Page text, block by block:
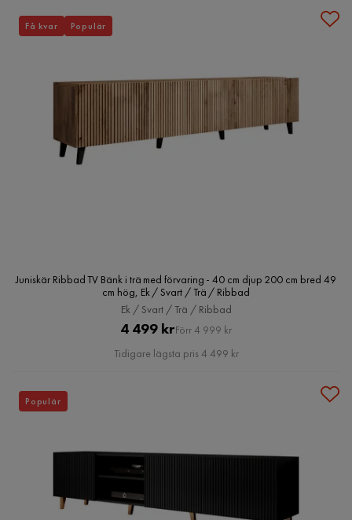
Juniskär Ribbad TV Bänk i trä med förvaring - 40 cm djup 200 cm bred 49
cm hög, Ek / Svart / Trä / Ribbad
Ek / Svart / Trä / Ribbad
Pris
4 499 krOriginal
Pris
Förr 4 999 kr
Tidigare lägsta pris 4 499 kr
Få kvar Populär
Populär